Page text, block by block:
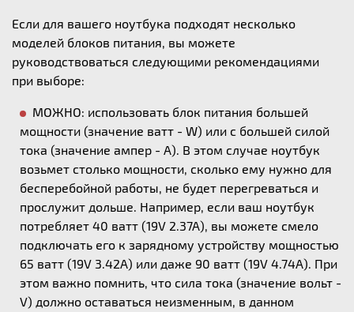
Если для вашего ноутбука подходят несколько
моделей блоков питания, вы можете
руководствоваться следующими рекомендациями
при выборе:
МОЖНО: использовать блок питания большей
мощности (значение ватт - W) или с большей силой
тока (значение ампер - А). В этом случае ноутбук
возьмет столько мощности, сколько ему нужно для
бесперебойной работы, не будет перегреваться и
прослужит дольше. Например, если ваш ноутбук
потребляет 40 ватт (19V 2.37A), вы можете смело
подключать его к зарядному устройству мощностью
65 ватт (19V 3.42A) или даже 90 ватт (19V 4.74A). При
этом важно помнить, что сила тока (значение вольт -
V) должно оставаться неизменным, в данном